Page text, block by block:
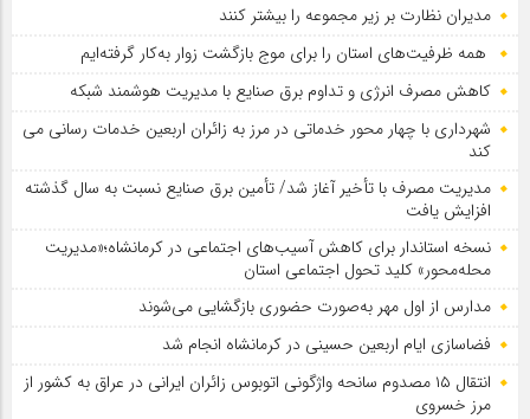
مدیران نظارت بر زیر مجموعه را بیشتر کنند
همه ظرفیت‌های استان را برای موج بازگشت زوار به‌کار گرفته‌ایم
کاهش مصرف انرژی و تداوم برق صنایع با مدیریت هوشمند شبکه
شهرداری با چهار محور خدماتی در مرز به زائران اربعین خدمات رسانی می
کند
مدیریت مصرف با تأخیر آغاز شد/ تأمین برق صنایع نسبت به سال گذشته
افزایش یافت
نسخه استاندار برای کاهش آسیب‌های اجتماعی در کرمانشاه؛«مدیریت
محله‌محور» کلید تحول اجتماعی استان
مدارس از اول مهر به‌صورت حضوری بازگشایی می‌شوند
فضاسازی ایام اربعین حسینی در کرمانشاه انجام شد
انتقال ۱۵ مصدوم سانحه واژگونی اتوبوس زائران ایرانی در عراق به کشور از
مرز خسروی